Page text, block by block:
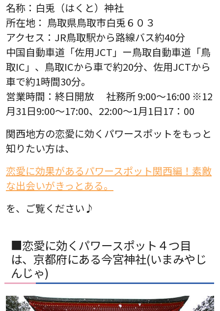
名称：白兎（はくと）神社
所在地： 鳥取県鳥取市白兎６０３
アクセス：JR鳥取駅から路線バス約40分
中国自動車道「佐用JCT」ー鳥取自動車道「鳥
取IC」、鳥取ICから車で約20分、佐用JCTから
車で約1時間30分。
営業時間：終日開放 社務所 9:00～16:00 ※12
月31日9:00～17:00、22:00～1月1日17：00
関西地方の恋愛に効くパワースポットをもっと
知りたい方は、
恋愛に効果があるパワースポット関西編！素敵
な出会いがきっとある。
を、ご覧ください♪
■恋愛に効くパワースポット４つ目
は、京都府にある今宮神社(いまみやじ
んじゃ)